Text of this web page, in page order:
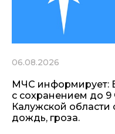
06.08.2026
МЧС информирует:
с сохранением до 9
Калужской
дождь, гроза.